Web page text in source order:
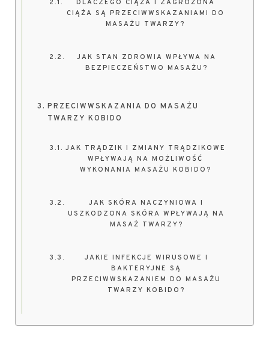
DLACZEGO CIĄŻA I ZAGROŻONA
CIĄŻA SĄ PRZECIWWSKAZANIAMI DO
MASAŻU TWARZY?
JAK STAN ZDROWIA WPŁYWA NA
BEZPIECZEŃSTWO MASAŻU?
PRZECIWWSKAZANIA DO MASAŻU
TWARZY KOBIDO
JAK TRĄDZIK I ZMIANY TRĄDZIKOWE
WPŁYWAJĄ NA MOŻLIWOŚĆ
WYKONANIA MASAŻU KOBIDO?
JAK SKÓRA NACZYNIOWA I
USZKODZONA SKÓRA WPŁYWAJĄ NA
MASAŻ TWARZY?
JAKIE INFEKCJE WIRUSOWE I
BAKTERYJNE SĄ
PRZECIWWSKAZANIEM DO MASAŻU
TWARZY KOBIDO?